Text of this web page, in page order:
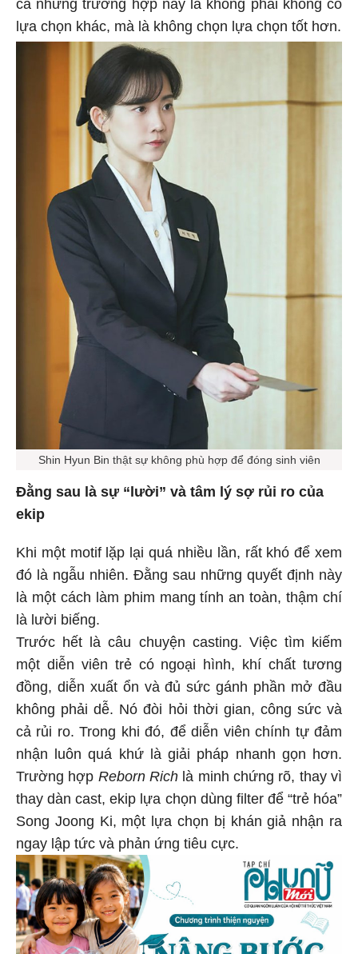
lựa chọn khác, mà là không chọn lựa chọn tốt hơn.
Shin Hyun Bin thật sự không phù hợp để đóng sinh viên
Đằng sau là sự “lười” và tâm lý sợ rủi ro của
ekip
Khi một motif lặp lại quá nhiều lần, rất khó để xem
đó là ngẫu nhiên. Đằng sau những quyết định này
là một cách làm phim mang tính an toàn, thậm chí
là lười biếng.
Trước hết là câu chuyện casting. Việc tìm kiếm
một diễn viên trẻ có ngoại hình, khí chất tương
đồng, diễn xuất ổn và đủ sức gánh phần mở đầu
không phải dễ. Nó đòi hỏi thời gian, công sức và
cả rủi ro. Trong khi đó, để diễn viên chính tự đảm
nhận luôn quá khứ là giải pháp nhanh gọn hơn.
Trường hợp Reborn Rich là minh chứng rõ, thay vì
thay dàn cast, ekip lựa chọn dùng filter để “trẻ hóa”
Song Joong Ki, một lựa chọn bị khán giả nhận ra
ngay lập tức và phản ứng tiêu cực.